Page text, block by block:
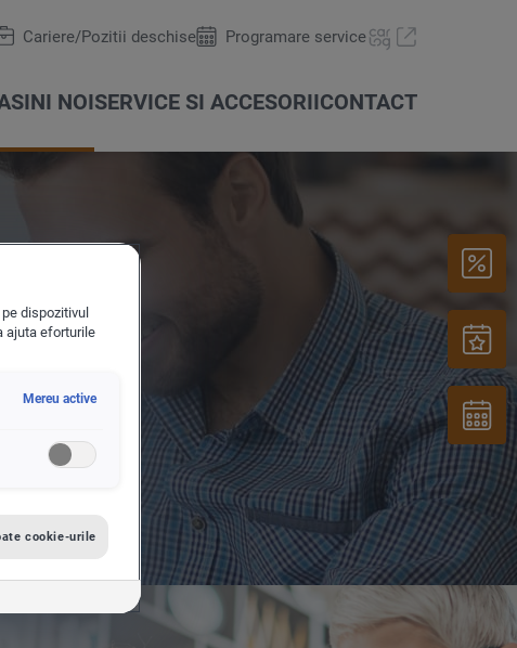
NOI
Oferte & actiuni
SERVICE SI ACCESORII
carLOG
CONTACT
Cariere/Pozitii deschise Programare service
dispozitivul
ajuta eforturile
Mereu active
cookie-urile